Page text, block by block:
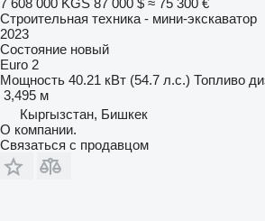
Строительная техника - мини-экскаватор
2023
Состояние новый
Euro 2
Мощность 40.21 кВт (54.7 л.с.) Топливо
3,495 м
Кыргызстан, Бишкек
О компании.
Связаться с продавцом